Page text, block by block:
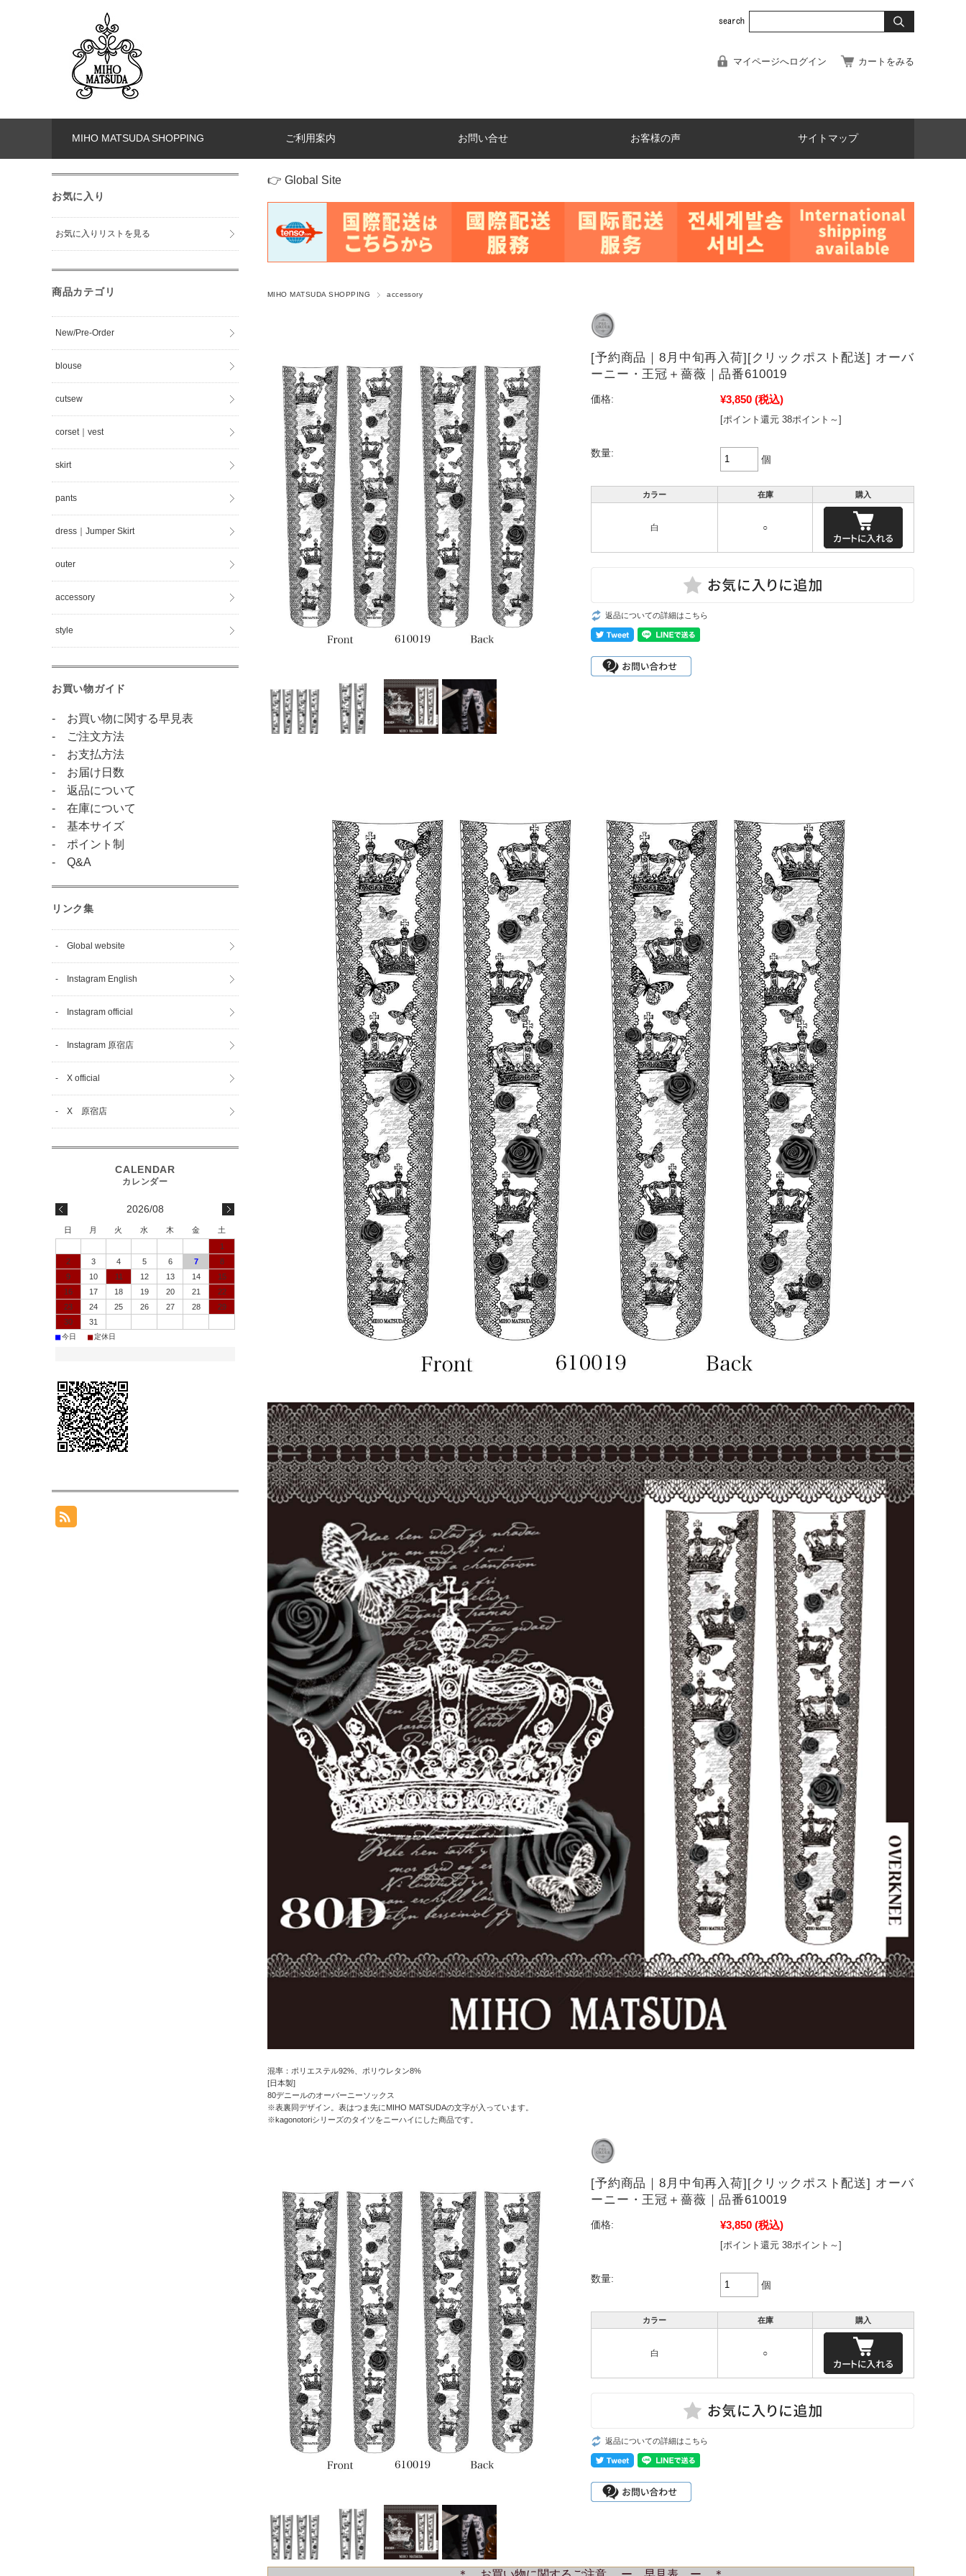
マイページへログイン カートをみる
MIHO MATSUDA SHOPPING ご利用案内 お問い合せ お客様の声 サイトマップ
👉 Global Site
MIHO MATSUDA SHOPPING accessory
[予約商品｜8月中旬再入荷][クリックポスト配送] オーバ
ーニー・王冠＋薔薇｜品番610019
価格: ¥3,850 (税込)
[ポイント還元 38ポイント～]
数量:
個
カラー 在庫 購入
白 ○
返品についての詳細はこちら
混率：ポリエステル92%、ポリウレタン8%
[日本製]
80デニールのオーバーニーソックス
※表裏同デザイン。表はつま先にMIHO MATSUDAの文字が入っています。
※kagonotoriシリーズのタイツをニーハイにした商品です。
[予約商品｜8月中旬再入荷][クリックポスト配送] オーバ
ーニー・王冠＋薔薇｜品番610019
価格: ¥3,850 (税込)
[ポイント還元 38ポイント～]
数量:
個
カラー 在庫 購入
白 ○
返品についての詳細はこちら
お気に入り
お気に入りリストを見る
商品カテゴリ
New/Pre-Order
blouse
cutsew
corset｜vest
skirt
pants
dress｜Jumper Skirt
outer
accessory
style
お買い物ガイド
- お買い物に関する早見表
- ご注文方法
- お支払方法
- お届け日数
- 返品について
- 在庫について
- 基本サイズ
- ポイント制
- Q&A
リンク集
- Global website
- Instagram English
- Instagram official
- Instagram 原宿店
- X official
- X 原宿店
2026/08
日 月 火 水 木 金
土
1
2
3 4 5 6 7
8
9
10 11 12 13 14
15
16
17 18 19 20 21
22
23
24 25 26 27 28
29
30
31
■今日 ■定休日